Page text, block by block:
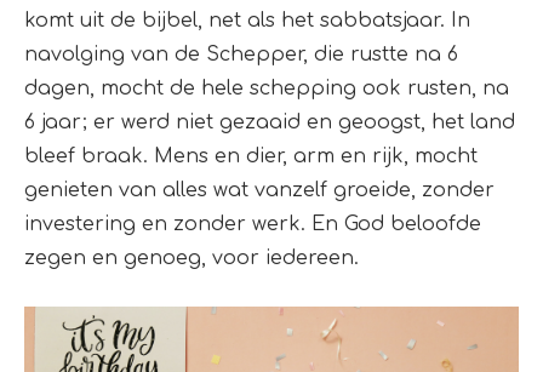
komt uit de bijbel, net als het sabbatsjaar. In
navolging van de Schepper, die rustte na 6
dagen, mocht de hele schepping ook rusten, na
6 jaar; er werd niet gezaaid en geoogst, het land
bleef braak. Mens en dier, arm en rijk, mocht
genieten van alles wat vanzelf groeide, zonder
investering en zonder werk. En God beloofde
zegen en genoeg, voor iedereen.